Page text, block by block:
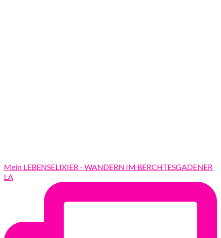
Mein LEBENSELIXIER - WANDERN IM BERCHTESGADENER
LA